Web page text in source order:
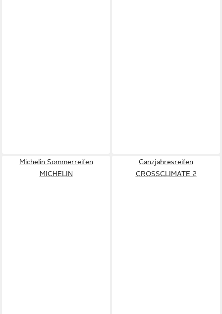
Michelin Sommerreifen
MICHELIN
Ganzjahresreifen
CROSSCLIMATE 2